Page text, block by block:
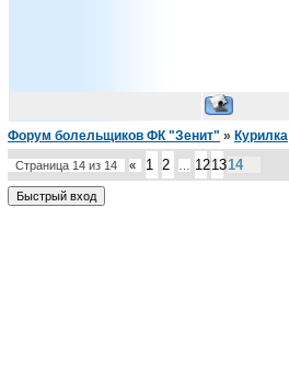
Форум болельщиков ФК "Зенит" » Курилка
Страница 14 из 14 « 1 2 121314